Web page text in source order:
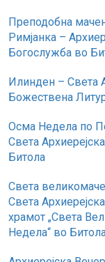
Преподобна
Римјанка –
Богослужба во
Илинден – Света
Божествена
Осма Недела по
Света
Битола
Света
Света
храмот „Света
Недела“ во